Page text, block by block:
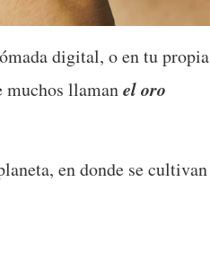
digital, o en tu propia
muchos llaman el oro
en donde se cultivan